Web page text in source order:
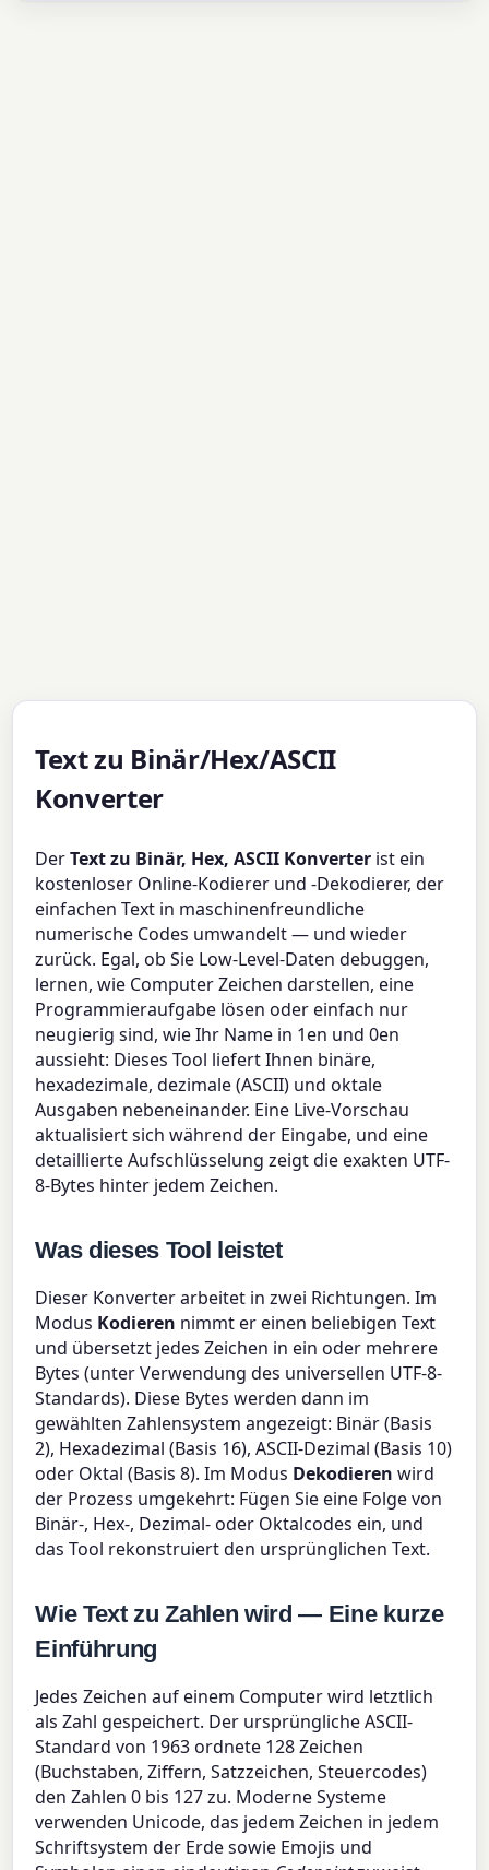
Text zu Binär/Hex/ASCII
Konverter
DerText zu Binär, Hex, ASCII Konverter ist ein
kostenloser Online-Kodierer und -Dekodierer, der
einfachen Text in maschinenfreundliche
numerische Codes umwandelt — und wieder
zurück. Egal, ob Sie Low-Level-Daten debuggen,
lernen, wie Computer Zeichen darstellen, eine
Programmieraufgabe lösen oder einfach nur
neugierig sind, wie Ihr Name in 1en und 0en
aussieht: Dieses Tool liefert Ihnen binäre,
hexadezimale, dezimale (ASCII) und oktale
Ausgaben nebeneinander. Eine Live-Vorschau
aktualisiert sich während der Eingabe, und eine
detaillierte Aufschlüsselung zeigt die exakten UTF-
8-Bytes hinter jedem Zeichen.
Was dieses Tool leistet
Dieser Konverter arbeitet in zwei Richtungen. Im
Modus Kodieren nimmt er einen beliebigen Text
und übersetzt jedes Zeichen in ein oder mehrere
Bytes (unter Verwendung des universellen UTF-8-
Standards). Diese Bytes werden dann im
gewählten Zahlensystem angezeigt: Binär (Basis
2), Hexadezimal (Basis 16), ASCII-Dezimal (Basis 10)
oder Oktal (Basis 8). Im Modus Dekodieren wird
der Prozess umgekehrt: Fügen Sie eine Folge von
Binär-, Hex-, Dezimal- oder Oktalcodes ein, und
das Tool rekonstruiert den ursprünglichen Text.
Wie Text zu Zahlen wird — Eine kurze
Einführung
Jedes Zeichen auf einem Computer wird letztlich
als Zahl gespeichert. Der ursprüngliche ASCII-
Standard von 1963 ordnete 128 Zeichen
(Buchstaben, Ziffern, Satzzeichen, Steuercodes)
den Zahlen 0 bis 127 zu. Moderne Systeme
verwenden Unicode, das jedem Zeichen in jedem
Schriftsystem der Erde sowie Emojis und